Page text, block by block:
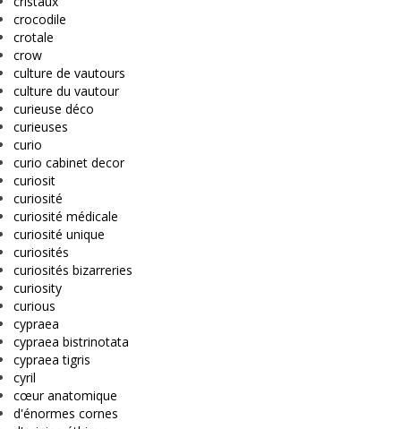
crocodile
crotale
crow
culture de vautours
culture du vautour
curieuse déco
curieuses
curio
curio cabinet decor
curiosit
curiosité
curiosité médicale
curiosité unique
curiosités
curiosités bizarreries
curiosity
curious
cypraea
cypraea bistrinotata
cypraea tigris
cyril
cœur anatomique
d'énormes cornes